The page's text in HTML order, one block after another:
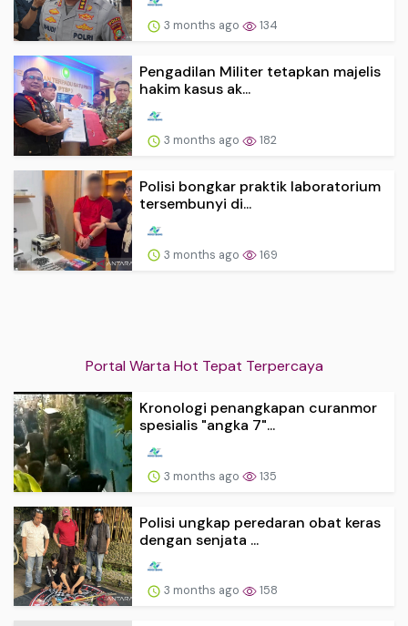
3 months ago 134
Pengadilan Militer tetapkan majelis
hakim kasus ak...
3 months ago 182
Polisi bongkar praktik laboratorium
tersembunyi di...
3 months ago 169
Portal Warta Hot Tepat Terpercaya
Kronologi penangkapan curanmor
spesialis "angka 7"...
3 months ago 135
Polisi ungkap peredaran obat keras
dengan senjata ...
3 months ago 158